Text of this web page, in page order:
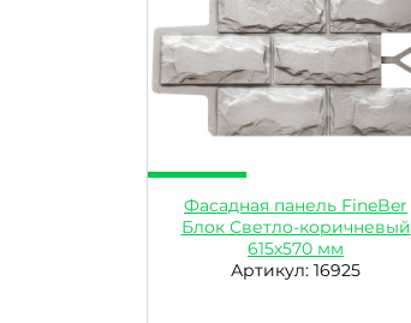
Фасадная панель FineBer
Блок Светло-коричневый
615х570 мм
Артикул: 16925